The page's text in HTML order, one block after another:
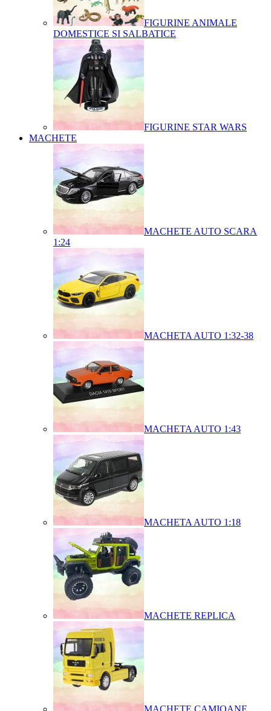
FIGURINE ANIMALE
DOMESTICE SI SALBATICE
FIGURINE STAR WARS
MACHETE
MACHETE AUTO SCARA
1:24
MACHETA AUTO 1:32-38
MACHETA AUTO 1:43
MACHETA AUTO 1:18
MACHETE REPLICA
MACHETE CAMIOANE